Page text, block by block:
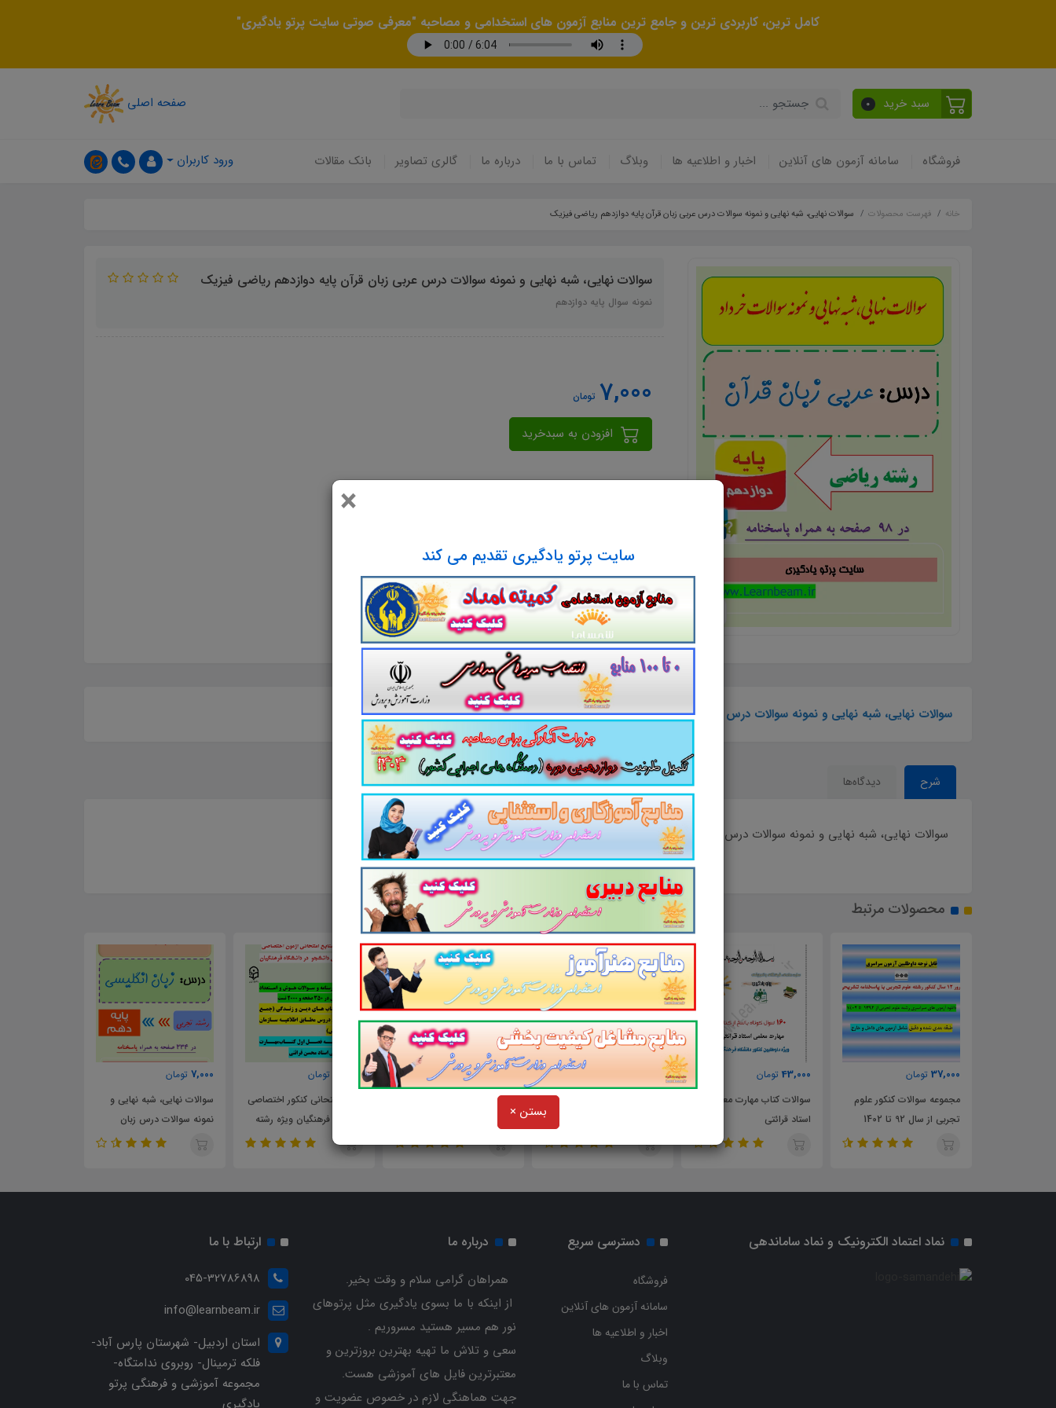
کامل ترین، کاربردی ترین و جامع ترین منابع آزمون های استخدامی و مصاحبه "معرفی صوتی سایت پرتو یادگیری"
سبد خرید 0 صفحه اصلی
فروشگاه سامانه آزمون های آنلاین اخبار و اطلاعیه ها وبلاگ تماس با ما درباره ما گالری تصاویر بانک مقالات ورود کاربران
×
سایت پرتو یادگیری تقدیم می کند
بستن ×
خانه فهرست محصولات سوالات نهایی، شبه نهایی و نمونه سوالات درس عربی زبان قرآن پایه دوازدهم ریاضی فیزیک
سوالات نهایی، شبه نهایی و نمونه سوالات درس عربی زبان قرآن پایه دوازدهم ریاضی فیزیک
نمونه سوال پایه دوازدهم
7,000 تومان
سوالات نهایی، شبه نهایی و نمونه سوالات درس عربی زبان قرآن پایه دوازدهم ریاضی فیزیک به همراه پاسخ نامه
شرح دیدگاه‌ها
سوالات نهایی، شبه نهایی و نمونه سوالات درس عربی زبان قرآن پایه دوازدهم ریاضی فیزیک به همراه پاسخ نامه
محصولات مرتبط
مجموعه سوالات کنکور علوم
سوالات کتاب مهارت معلمی
استاد قرائتی
بسته ویژه منبع هوش و
کنکور دانشگاه فرهنگیان)
59,000 تومان
منابع امتحانی کنکور اختصاصی
دانشگاه فرهنگیان ویژه رشته
59,000
تومان
7,000
سوالات نهایی، شبه نهایی و
نمونه سوالات درس زبان
انگلیسی پایه دهم تجربی
سوالات نهایی، شبه نهایی و
نمونه سوالات درس زیست
پایه دهم تجربی
نماد اعتماد الکترونیک و نماد ساماندهی دسترسی سریع
فروشگاه
سامانه آزمون های آنلاین
اخبار و اطلاعیه ها
وبلاگ
تماس با ما
درباره ما
همراهان گرامی سلام و وقت بخیر.
از اینکه با ما بسوی یادگیری مثل پرتوهای
نور هم مسیر هستید مسروریم .
سعی و تلاش ما تهیه بهترین بروزترین و
معتبرترین فایل های آموزشی هست.
جهت هماهنگی لازم در خصوص عضویت و
ارتباط با ما
045-32786898
info@learnbeam.ir
استان اردبیل- شهرستان پارس آباد-
فلکه ترمینال- روبروی ندامتگاه-
مجموعه آموزشی و فرهنگی پرتو
یادگیری